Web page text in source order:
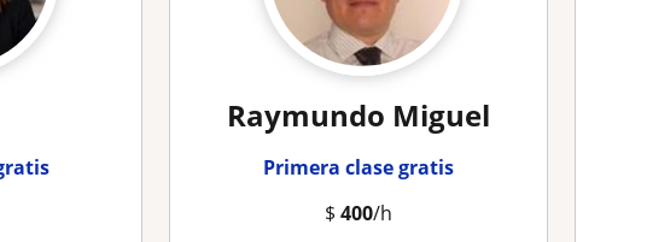
Raymundo Miguel
Primera clase gratis
$ 400/h